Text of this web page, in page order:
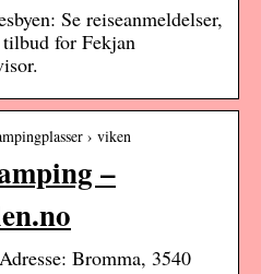
Se reiseanmeldelser,
for Fekjan
› viken
–
Bromma, 3540